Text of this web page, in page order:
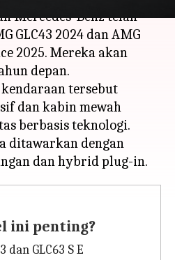
Mercedes-Benz telah
GLC43 2024 dan AMG
2025. Mereka akan
depan.
tersebut
dan kabin mewah
berbasis teknologi.
ditawarkan dengan
ini penting?
dan GLC63 S E